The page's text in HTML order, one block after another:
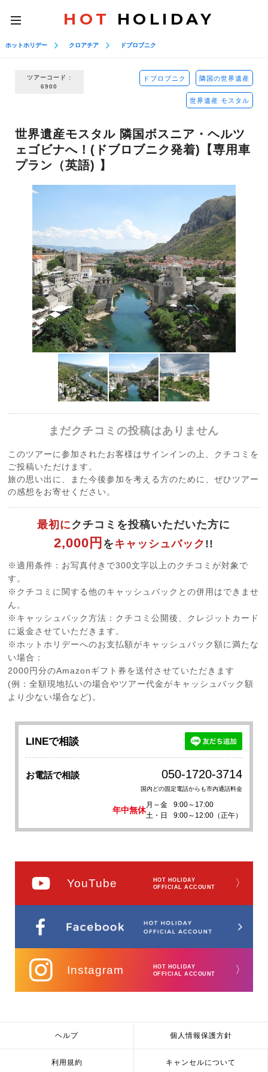
toggle
navigation
HOT HOLIDAY
ホットホリデー クロアチア ドブロブニク
ツアーコード :
6900
ドブロブニク 隣国の世界遺産
世界遺産 モスタル
世界遺産モスタル 隣国ボスニア・ヘルツ
ェゴビナへ！(ドブロブニク発着)【専用車
プラン（英語) 】
まだクチコミの投稿はありません
このツアーに参加されたお客様はサインインの上、クチコミを
ご投稿いただけます。
旅の思い出に、また今後参加を考える方のために、ぜひツアー
の感想をお寄せください。
最初にクチコミを投稿いただいた方に
2,000円 をキャッシュバック !!
※適用条件：お写真付きで300文字以上のクチコミが対象で
す。
※クチコミに関する他のキャッシュバックとの併用はできませ
ん。
※キャッシュバック方法：クチコミ公開後、クレジットカード
に返金させていただきます。
※ホットホリデーへのお支払額がキャッシュバック額に満たな
い場合：
2000円分のAmazonギフト券を送付させていただきます
(例：全額現地払いの場合やツアー代金がキャッシュバック額
より少ない場合など)。
LINEで相談
お電話で相談 050-1720-3714
国内どの固定電話からも市内通話料金
年中無休
月～金
9:00～17:00
土・日
9:00～12:00（正午）
YouTube
HOT HOLIDAY
OFFICIAL ACCOUNT
〉
Instagram
HOT HOLIDAY
OFFICIAL ACCOUNT
〉
ヘルプ 個人情報保護方針
利用規約 キャンセルについて